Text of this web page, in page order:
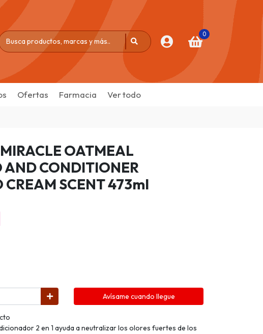
0
Ofertas Farmacia Ver todo
OATMEAL
AND CONDITIONER
CREAM SCENT 473ml
Avísame cuando llegue
2 en 1 ayuda a neutralizar los olores fuertes de los